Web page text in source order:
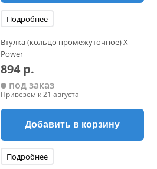
Подробнее
Втулка (кольцо промежуточное) X-
Power
894 р.
под заказ
Привезем к 21 августа
Добавить в корзину
Подробнее